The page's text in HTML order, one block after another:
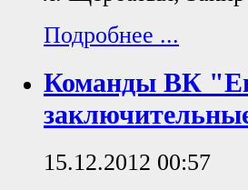
Подробнее ...
Команды ВК
15.12.2012 00:57